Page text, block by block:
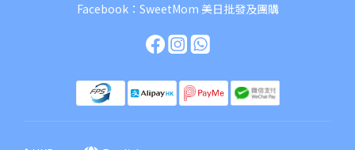
Facebook： SweetMom 美日批發及團購